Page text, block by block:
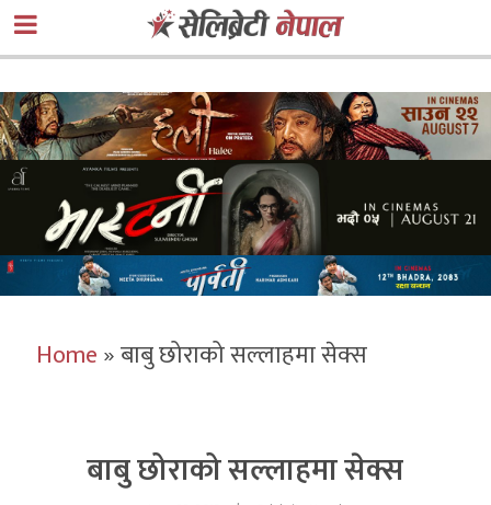
Home»बाबु छोराको सल्लाहमा सेक्स
बाबु छोराको सल्लाहमा सेक्स